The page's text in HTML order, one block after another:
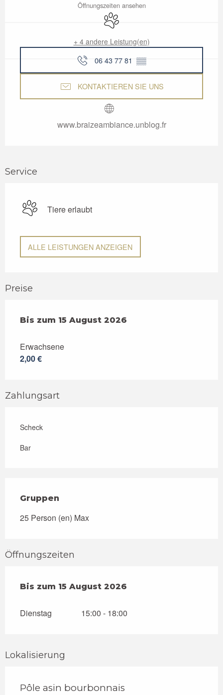
Öffnungszeiten ansehen
Tiere erlaubt
+ 4 andere Leistung(en)
06 43 77 81 ▒▒
KONTAKTIEREN SIE UNS
www.braizeambiance.unblog.fr
Service
Tiere erlaubt
ALLE LEISTUNGEN ANZEIGEN
Preise
ab15 Juli 2026bis zum15 August 2026
Bis zum 15 August 2026
Erwachsene
2,00 €
Zahlungsart
Scheck
Bar
Gruppen
Gruppen
25 Person (en) Max
Öffnungszeiten
vom15 Juli 2026bis zum
Bis zum 15 August 2026
Dienstag 15:00 - 18:00
Lokalisierung
Pôle asin bourbonnais